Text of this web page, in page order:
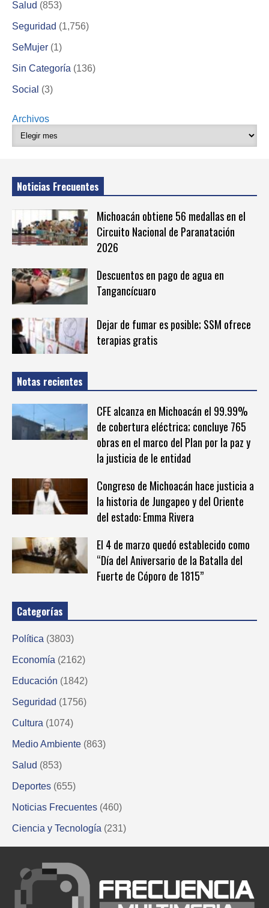
Salud (853)
Seguridad (1,756)
SeMujer (1)
Sin Categoría (136)
Social (3)
Archivos
Noticias Frecuentes
Michoacán obtiene 56 medallas en el
Circuito Nacional de Paranatación
2026
Descuentos en pago de agua en
Tangancícuaro
Dejar de fumar es posible; SSM ofrece
terapias gratis
Notas recientes
CFE alcanza en Michoacán el 99.99%
de cobertura eléctrica; concluye 765
obras en el marco del Plan por la paz y
la justicia de le entidad
Congreso de Michoacán hace justicia a
la historia de Jungapeo y del Oriente
del estado: Emma Rivera
El 4 de marzo quedó establecido como
“Día del Aniversario de la Batalla del
Fuerte de Cóporo de 1815”
Categorías
Política (3803)
Economía (2162)
Educación (1842)
Seguridad (1756)
Cultura (1074)
Medio Ambiente (863)
Salud (853)
Deportes (655)
Noticias Frecuentes (460)
Ciencia y Tecnología (231)